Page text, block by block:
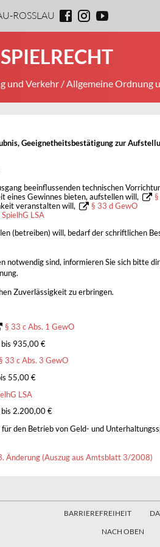
ROSSLAU
und Verkehr /Allgemeine Ordnung
Geeignetheitsbestätigung zur
beeinflussenden technischen
eines Gewinnes bieten, aufstellen will,
veranstalten will,
§ 33 d GewO
SpielhG LSA
(betreiben) will, bedarf der schriftlichen
notwendig sind, informieren Sie sich bitte
Zuverlässigkeit zu erbringen.
§ 33 c Abs. 1 GewO
935,00 €
33 c Abs. 3 GewO
55,00 €
LSA
2.200,00 €
den Betrieb von Geld- und
Änderung (Auszug aus Amtsblatt 3/2008)
BARRIEREFREIHEIT
NACH OBEN